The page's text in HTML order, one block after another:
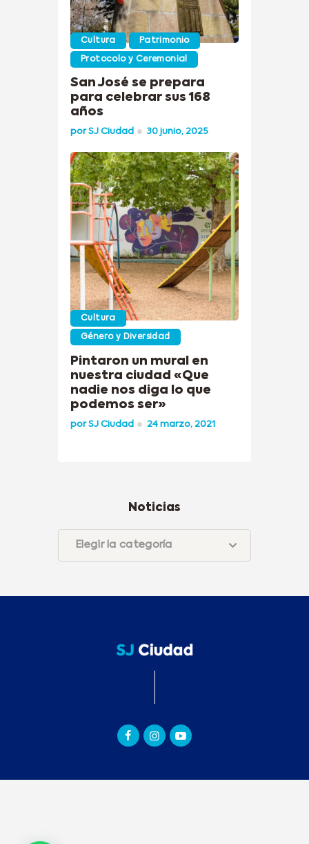
Cultura Patrimonio
Protocolo y Ceremonial
San José se prepara
para celebrar sus 168
años
porSJ Ciudad 30 junio, 2025
Cultura
Género y Diversidad
Pintaron un mural en
nuestra ciudad «Que
nadie nos diga lo que
podemos ser»
porSJ Ciudad 24 marzo, 2021
Noticias